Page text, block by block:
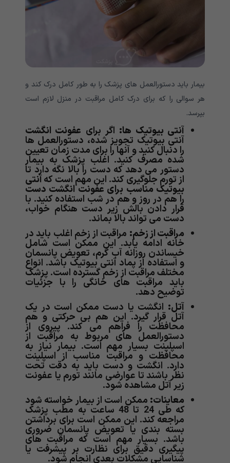
بیمار باید دستورالعمل های پزشک را به طور کامل درک کند و
هر سوالی را که برای درک کامل مراقبت در منزل لازم است
بپرسد.
آنتی بیوتیک ها: اگر برای عفونت انگشت
آنتی بیوتیک تجویز شده، دستورالعمل ها
را دنبال کنید و آنها را برای مدت زمان تعیین
شده مصرف کنید. اغلب پزشک به بیمار
دستور می دهد که دست را بالا نگه دارد تا
از تورم جلوگیری کند. این مهم است کهآنتی
بیوتیک مناسب برای عفونت انگشت دست
را هم در روز و هم در شب استفاده کنید. با
قرار دادن بالش زیر دست هنگام خواب،
دست می تواند بالا بماند.
مراقبت از زخم: مراقبت از زخم اغلب باید در
خانه ادامه یابد. این ممکن است شامل
خیساندن روزانه آب گرم، تعویض پانسمان
و استفاده از پماد آنتی بیوتیک باشد. انواع
مختلف مراقبت از زخم گسترده است. پزشک
باید مراقبت های خانگی را با جزئیات
توضیح دهد.
آتل: انگشت یا دست ممکن است در یک
آتل قرار گیرد. این هم بی حرکتی و هم
محافظت را فراهم می کند. پیروی از
دستورالعمل های مربوط به مراقبت از
اسپلینت بسیار مهم است. بیمار نیاز به
محافظت و مراقبت مناسب از اسپلینت
دارد. انگشت و دست باید به دقت تحت
نظر باشند تا عوارضی مانند تورم یا عفونت
زیر آتل مشاهده شود.
معاینات: ممکن است از بیمار خواسته شود
که طی 24 تا 48 ساعت به مطب پزشک
مراجعه کند. این ممکن است برای برداشتن
بسته بندی یا تعویض پانسمان ضروری
باشد. بسیار مهم است که مراقبت های
پیگیری دقیق برای نظارت بر پیشرفت یا
شناسایی مشکلات بعدی انجام شود.